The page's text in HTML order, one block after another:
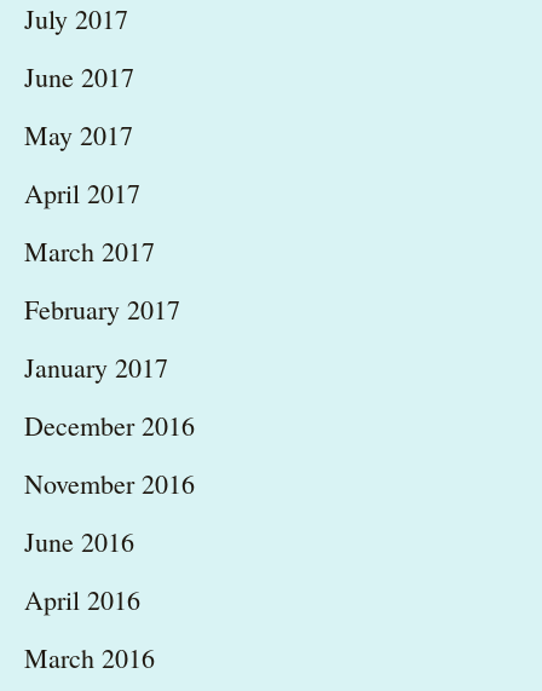
July 2017
June 2017
May 2017
April 2017
March 2017
February 2017
January 2017
December 2016
November 2016
June 2016
April 2016
March 2016